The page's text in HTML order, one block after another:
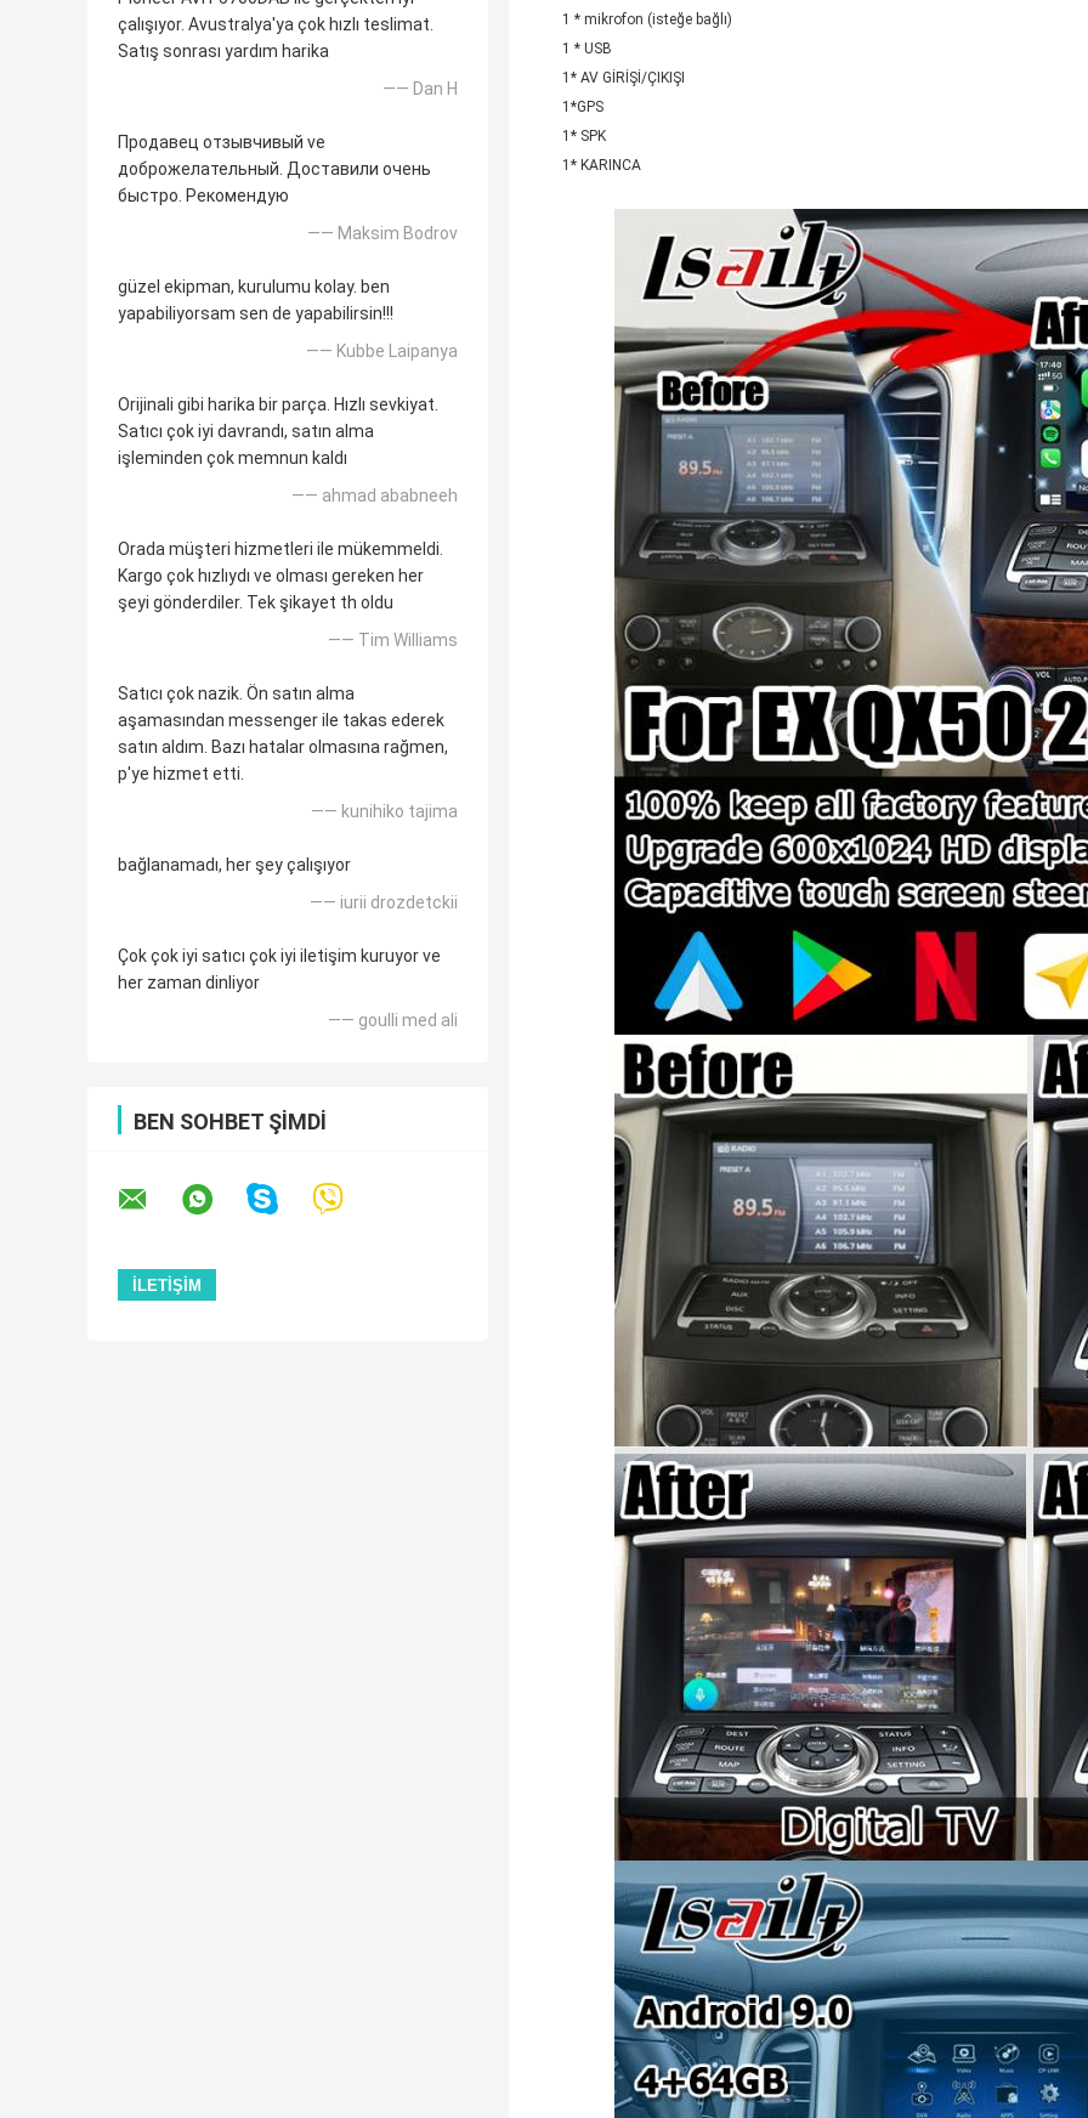
çalışıyor. Avustralya'ya çok hızlı teslimat.
Satış sonrası yardım harika
—— Dan H
Продавец отзывчивый ve
доброжелательный. Доставили очень
быстро. Рекомендую
—— Maksim Bodrov
güzel ekipman, kurulumu kolay. ben
yapabiliyorsam sen de yapabilirsin!!!
—— Kubbe Laipanya
Orijinali gibi harika bir parça. Hızlı sevkiyat.
Satıcı çok iyi davrandı, satın alma
işleminden çok memnun kaldı
—— ahmad ababneeh
Orada müşteri hizmetleri ile mükemmeldi.
Kargo çok hızlıydı ve olması gereken her
şeyi gönderdiler. Tek şikayet th oldu
—— Tim Williams
Satıcı çok nazik. Ön satın alma
aşamasından messenger ile takas ederek
satın aldım. Bazı hatalar olmasına rağmen,
p'ye hizmet etti.
—— kunihiko tajima
bağlanamadı, her şey çalışıyor
—— iurii drozdetckii
Çok çok iyi satıcı çok iyi iletişim kuruyor ve
her zaman dinliyor
—— goulli med ali
BEN SOHBET ŞIMDI
1 * mikrofon (isteğe bağlı)
1 * USB
1* AV GİRİŞİ/ÇIKIŞI
1*GPS
1* SPK
1* KARINCA